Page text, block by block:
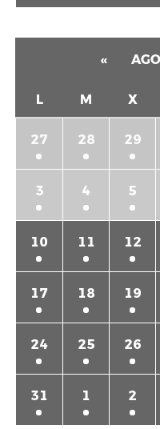
«
L M X
27 28 29
3 4 5
10 11 12
17 18 19
24 25 26
31 1 2